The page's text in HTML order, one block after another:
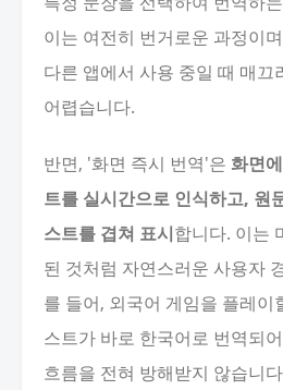
이는 여전히 번거로운 과정이
다른 앱에서 사용 중일 때 매끄
어렵습니다.
반면, '화면 즉시 번역'은 화면
트를 실시간으로 인식하고, 원
스트를 겹쳐 표시합니다. 이는
된 것처럼 자연스러운 사용자
를 들어, 외국어 게임을 플레이
스트가 바로 한국어로 번역되
흐름을 전혀 방해받지 않습니